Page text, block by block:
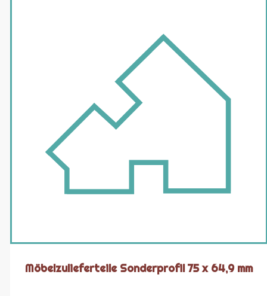
Möbelzulieferteile Sonderprofil 75 x 64,9 mm